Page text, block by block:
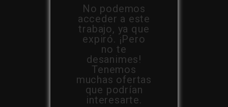
No podemos
acceder a este
trabajo, ya que
expiró. ¡Pero
no te
desanimes!
Tenemos
muchas ofertas
que podrían
interesarte.